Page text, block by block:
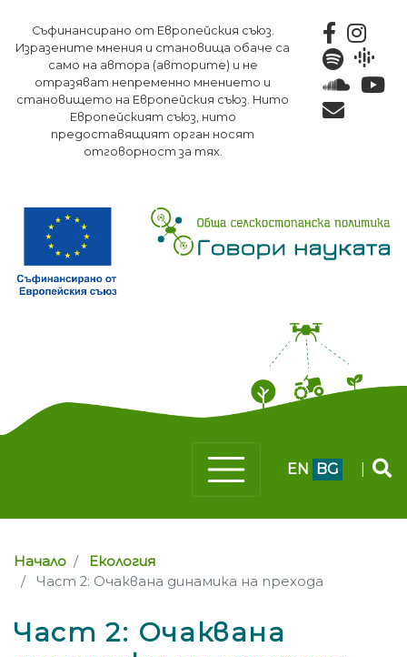
към
основното
съдържание
Съфинансирано от Европейския съюз.
Изразените мнения и становища обаче са
само на автора (авторите) и не
отразяват непременно мнението и
становището на Европейския съюз. Нито
Европейският съюз, нито
предоставящият орган носят
отговорност за тях.
EN BG
Начало
Екология
Част 2: Очаквана динамика на прехода
Част 2: Очаквана